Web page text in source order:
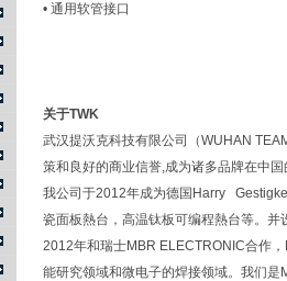
• 通用软管接口
关于TWK
武汉提沃克科技有限公司（WUHAN
策和良好的商业信誉,成为诸多品牌在中
我公司于2012年成为德国Harry
瓷面板熱台，高温钛板可编程熱台等。
2012年和瑞士MBR ELECTRONIC合作
能研究领域和微电子的焊接领域。我们